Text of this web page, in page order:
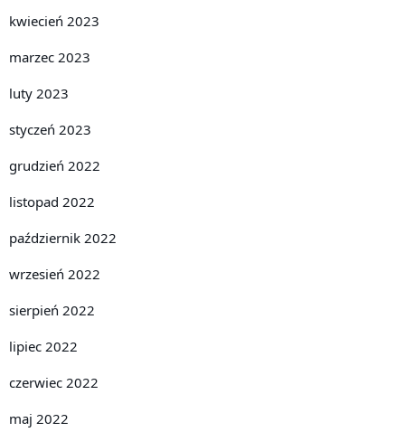
kwiecień 2023
marzec 2023
luty 2023
styczeń 2023
grudzień 2022
listopad 2022
październik 2022
wrzesień 2022
sierpień 2022
lipiec 2022
czerwiec 2022
maj 2022